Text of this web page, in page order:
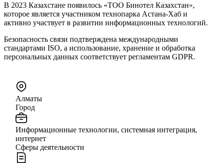
В 2023 Казахстане появилось «ТОО Бинотел Казахстан»,
которое является участником технопарка Астана-Хаб и
активно участвует в развитии информационных технологий.
Безопасность связи подтверждена международными
стандартами ISO, а использование, хранение и обработка
персональных данных соответствует регламентам GDPR.
Алматы
Город
Информационные технологии, системная интеграция,
интернет
Сферы деятельности